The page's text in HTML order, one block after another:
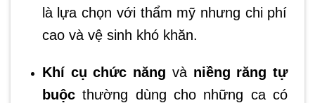
là lựa chọn với thẩm mỹ nhưng chi phí
cao và vệ sinh khó khăn.
Khí cụ chức năng và niềng răng tự
buộcthường dùng cho những ca có